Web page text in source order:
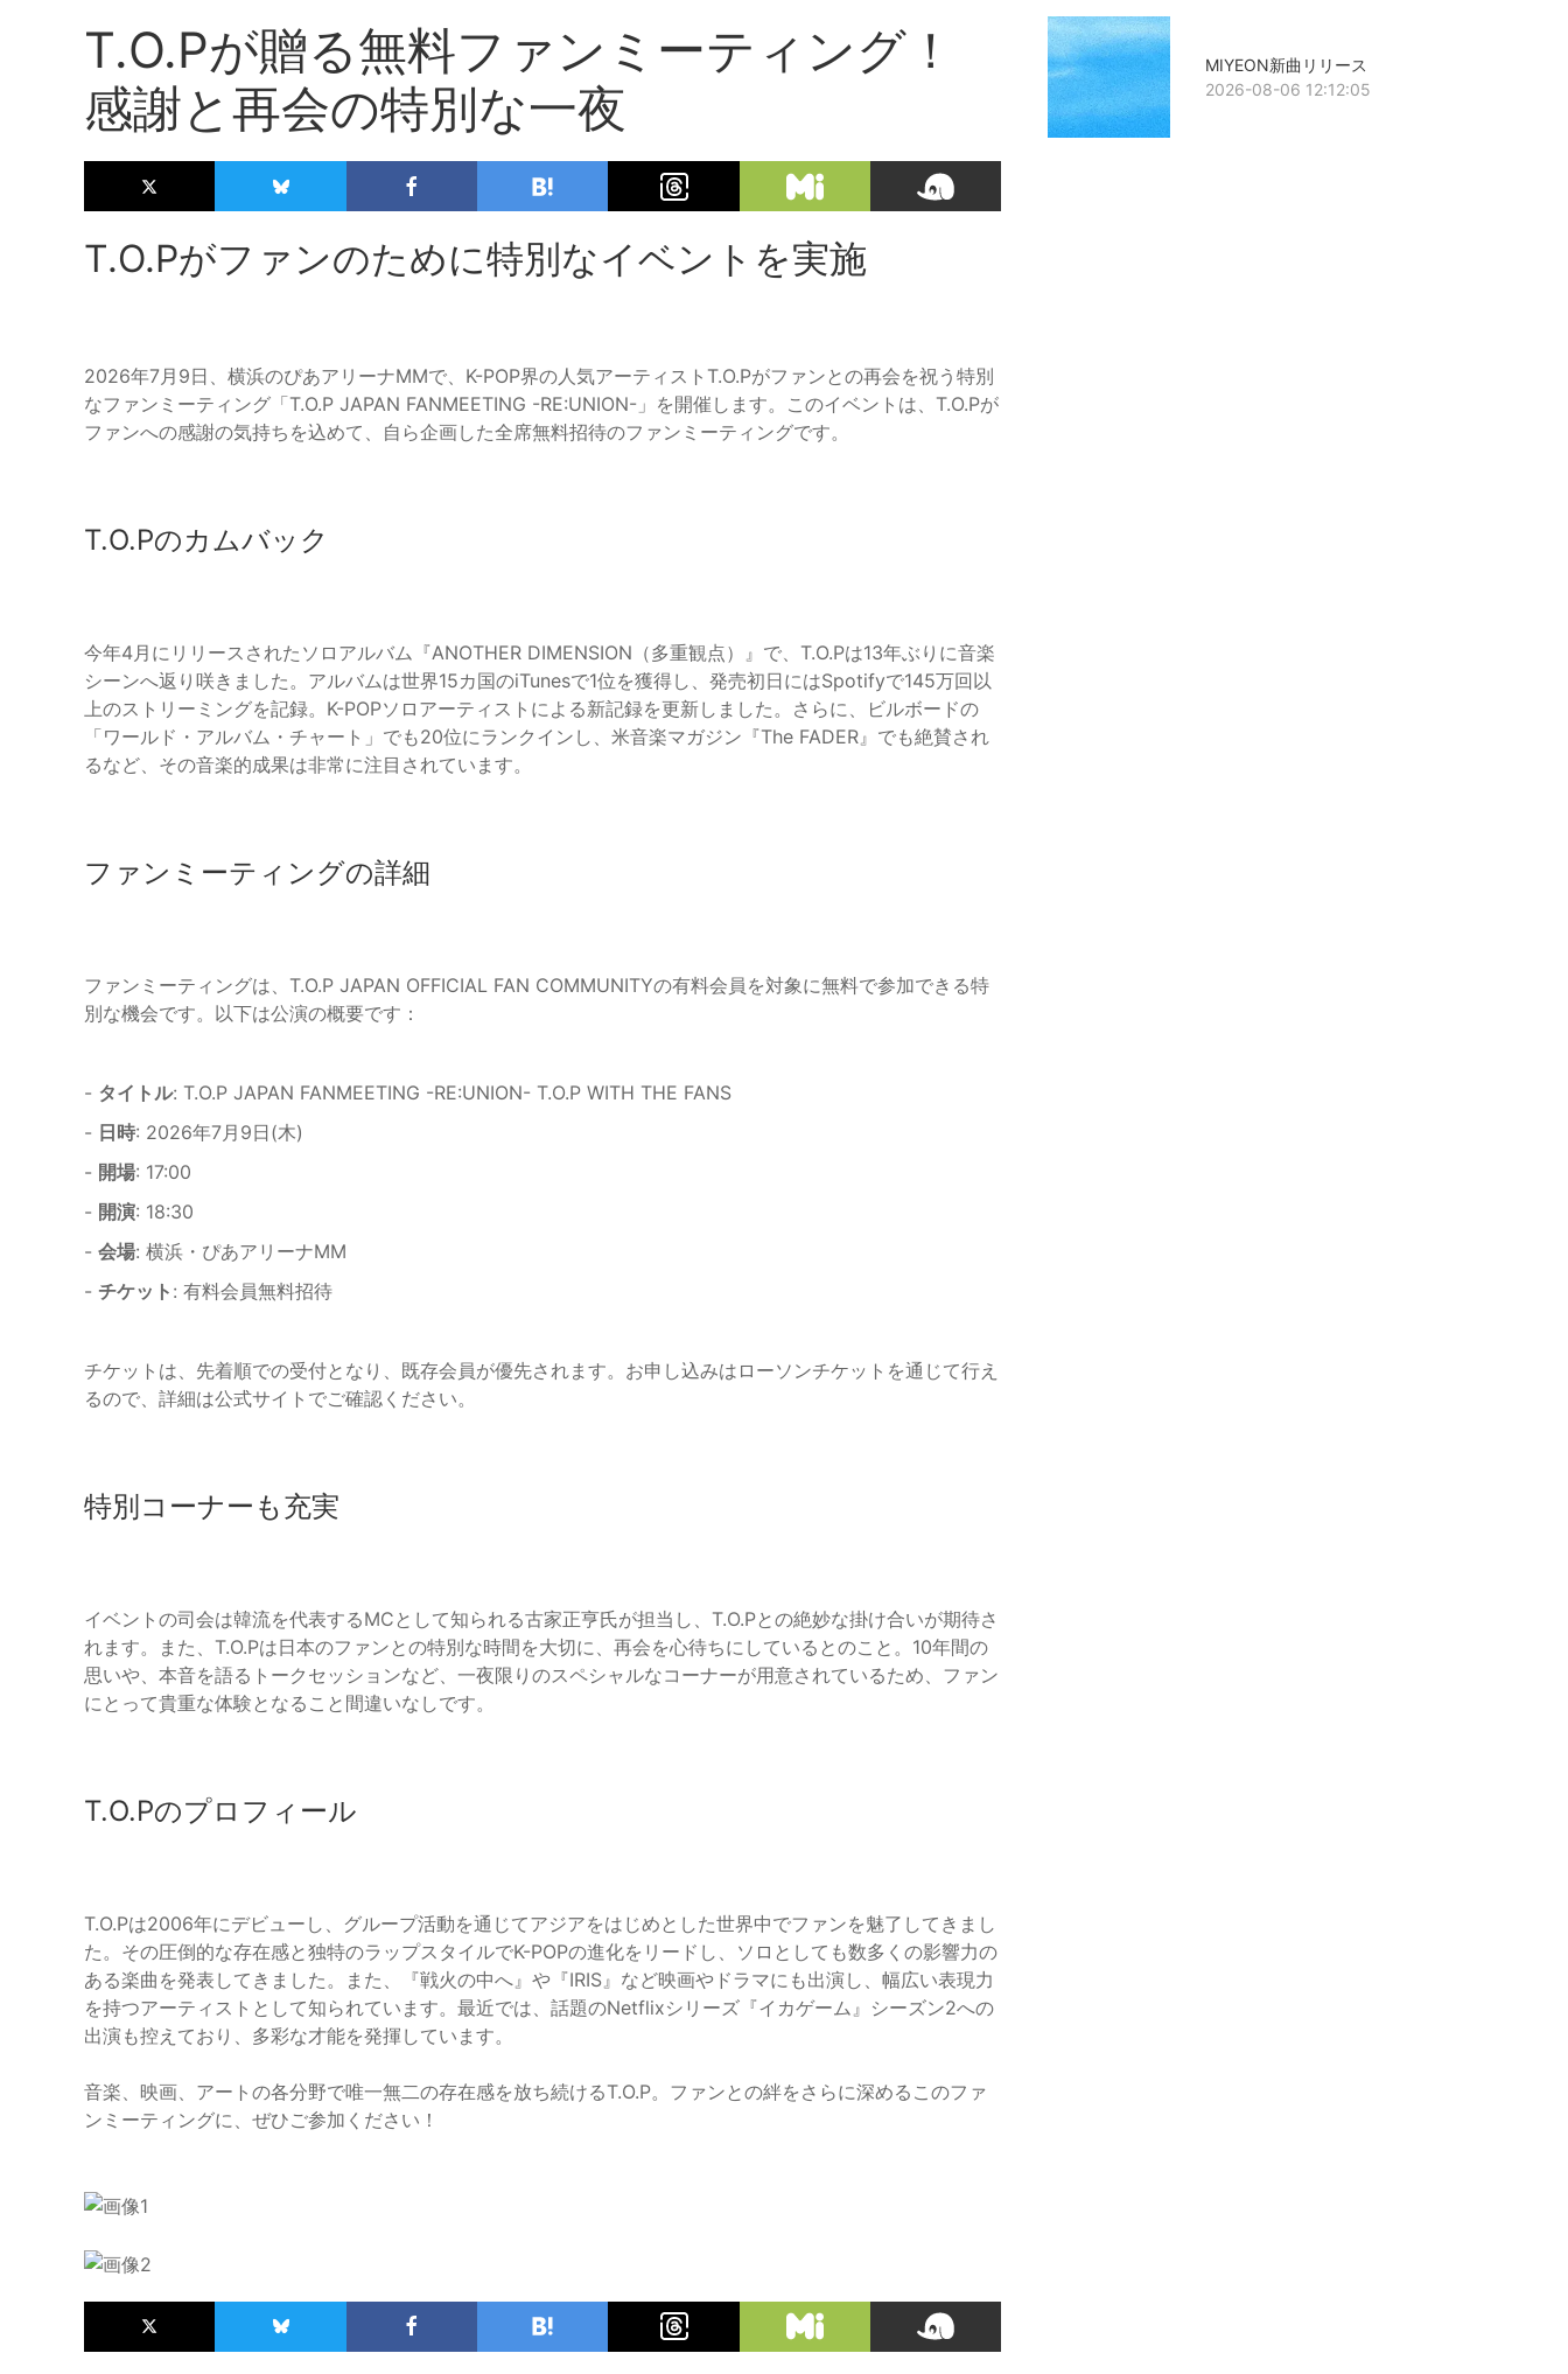
T.O.Pが贈る無料ファンミーティング！
感謝と再会の特別な一夜
T.O.Pがファンのために特別なイベントを実施
2026年7月9日、横浜のぴあアリーナMMで、K-POP界の人気アーティストT.O.Pがファンとの再会を祝う特別
なファンミーティング「T.O.P JAPAN FANMEETING -RE:UNION-」を開催します。このイベントは、T.O.Pが
ファンへの感謝の気持ちを込めて、自ら企画した全席無料招待のファンミーティングです。
T.O.Pのカムバック
今年4月にリリースされたソロアルバム『ANOTHER DIMENSION（多重観点）』で、T.O.Pは13年ぶりに音楽
シーンへ返り咲きました。アルバムは世界15カ国のiTunesで1位を獲得し、発売初日にはSpotifyで145万回以
上のストリーミングを記録。K-POPソロアーティストによる新記録を更新しました。さらに、ビルボードの
「ワールド・アルバム・チャート」でも20位にランクインし、米音楽マガジン『The FADER』でも絶賛され
るなど、その音楽的成果は非常に注目されています。
ファンミーティングの詳細
ファンミーティングは、T.O.P JAPAN OFFICIAL FAN COMMUNITYの有料会員を対象に無料で参加できる特
別な機会です。以下は公演の概要です：
- タイトル: T.O.P JAPAN FANMEETING -RE:UNION- T.O.P WITH THE FANS
- 日時: 2026年7月9日(木)
- 開場: 17:00
- 開演: 18:30
- 会場: 横浜・ぴあアリーナMM
- チケット : 有料会員無料招待
チケットは、先着順での受付となり、既存会員が優先されます。お申し込みはローソンチケットを通じて行え
るので、詳細は公式サイトでご確認ください。
特別コーナーも充実
イベントの司会は韓流を代表するMCとして知られる古家正亨氏が担当し、T.O.Pとの絶妙な掛け合いが期待さ
れます。また、T.O.Pは日本のファンとの特別な時間を大切に、再会を心待ちにしているとのこと。10年間の
思いや、本音を語るトークセッションなど、一夜限りのスペシャルなコーナーが用意されているため、ファン
にとって貴重な体験となること間違いなしです。
T.O.Pのプロフィール
T.O.Pは2006年にデビューし、グループ活動を通じてアジアをはじめとした世界中でファンを魅了してきまし
た。その圧倒的な存在感と独特のラップスタイルでK-POPの進化をリードし、ソロとしても数多くの影響力の
ある楽曲を発表してきました。また、『戦火の中へ』や『IRIS』など映画やドラマにも出演し、幅広い表現力
を持つアーティストとして知られています。最近では、話題のNetflixシリーズ『イカゲーム』シーズン2への
出演も控えており、多彩な才能を発揮しています。
音楽、映画、アートの各分野で唯一無二の存在感を放ち続けるT.O.P。ファンとの絆をさらに深めるこのファ
ンミーティングに、ぜひご参加ください！
MIYEON新曲リリース
2026-08-06 12:12:05